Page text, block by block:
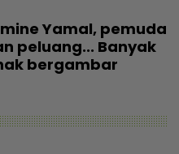
Yamal, pemuda
peluang... Banyak
bergambar